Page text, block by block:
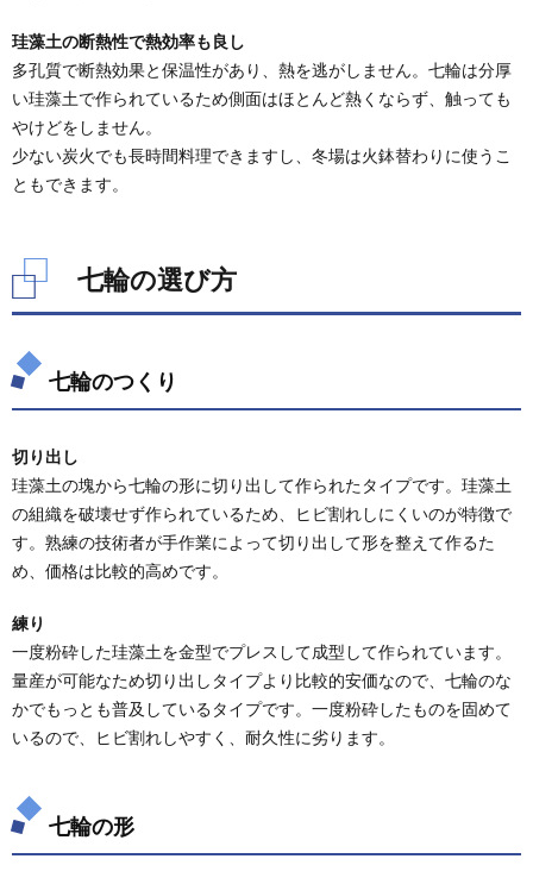
七輪
のオ
スス
メ
3.1.
丸型七
輪のオ
角型七
輪のオ
ススメ
珪藻土の断熱性で熱効率も良し
多孔質で断熱効果と保温性があり、熱を逃がしません。七輪は分厚
い珪藻土で作られているため側面はほとんど熱くならず、触っても
やけどをしません。
少ない炭火でも長時間料理できますし、冬場は火鉢替わりに使うこ
ともできます。
七輪の選び方
七輪のつくり
切り出し
珪藻土の塊から七輪の形に切り出して作られたタイプです。珪藻土
の組織を破壊せず作られているため、ヒビ割れしにくいのが特徴で
す。熟練の技術者が手作業によって切り出して形を整えて作るた
め、価格は比較的高めです。
練り
一度粉砕した珪藻土を金型でプレスして成型して作られています。
量産が可能なため切り出しタイプより比較的安価なので、七輪のな
かでもっとも普及しているタイプです。一度粉砕したものを固めて
いるので、ヒビ割れしやすく、耐久性に劣ります。
七輪の形